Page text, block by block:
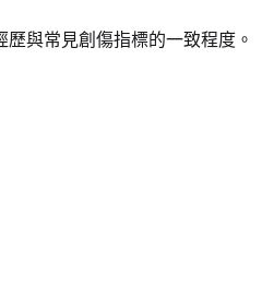
與常見創傷指標的一致程度。